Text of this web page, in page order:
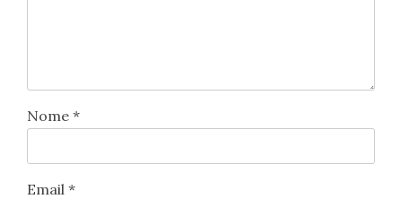
Nome *
Email *